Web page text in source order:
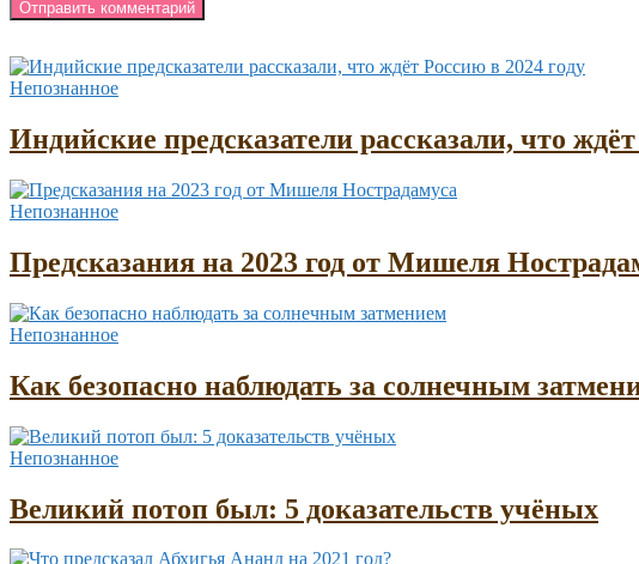
Непознанное
Индийские предсказатели рассказали, что
Непознанное
Предсказания на 2023 год от Мишеля
Непознанное
Как безопасно наблюдать за солнечным
Непознанное
Великий потоп был: 5 доказательств учёных